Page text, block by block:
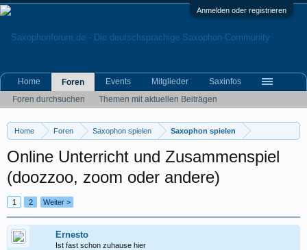
Anmelden oder registrieren
Home Foren Saxophon spielen Saxophon spielen
Online Unterricht und Zusammenspiel
(doozzoo, zoom oder andere)
1 2 Weiter >
Ernesto
Ist fast schon zuhause hier
Home
Foren
Foren durchsuchen
Themen mit aktuellen Beiträgen
Events Mitglieder Saxinfos